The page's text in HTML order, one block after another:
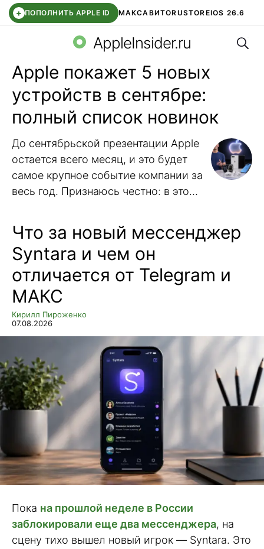
+ ПОПОЛНИТЬ APPLE ID МАКСАВИТОRUSTOREIOS 26.6
СБЕР КИДС ВТБ ОНЛАЙН ЧАТ В ROBLOX
AppleInsider.ru
Apple покажет 5 новых
устройств в сентябре:
полный список новинок
До сентябрьской презентации Apple
остается всего месяц, и это будет
самое крупное событие компании за
весь год. Признаюсь честно: в этом
презентацию Apple и обновил жене
iPhone еще до нее, но следить за
утечками это не отменяет. По
слухам, на сцене покажут сразу пять
новых устройств, и часть из них
ломает привычную логику.
Разбираемся, что именно готовит
Apple и на что стоит копить.
Что за новый мессенджер
Syntara и чем он
отличается от Telegram и
МАКС
Кирилл Пироженко
07.08.2026
Пока на прошлой неделе в России
заблокировали еще два мессенджера, на
сцену тихо вышел новый игрок — Syntara. Это